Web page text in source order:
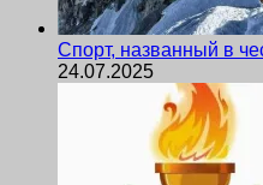
Спорт, названный в
24.07.2025